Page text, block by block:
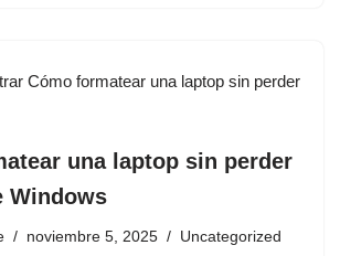
una laptop sin perder
Windows
noviembre 5, 2025 Uncategorized